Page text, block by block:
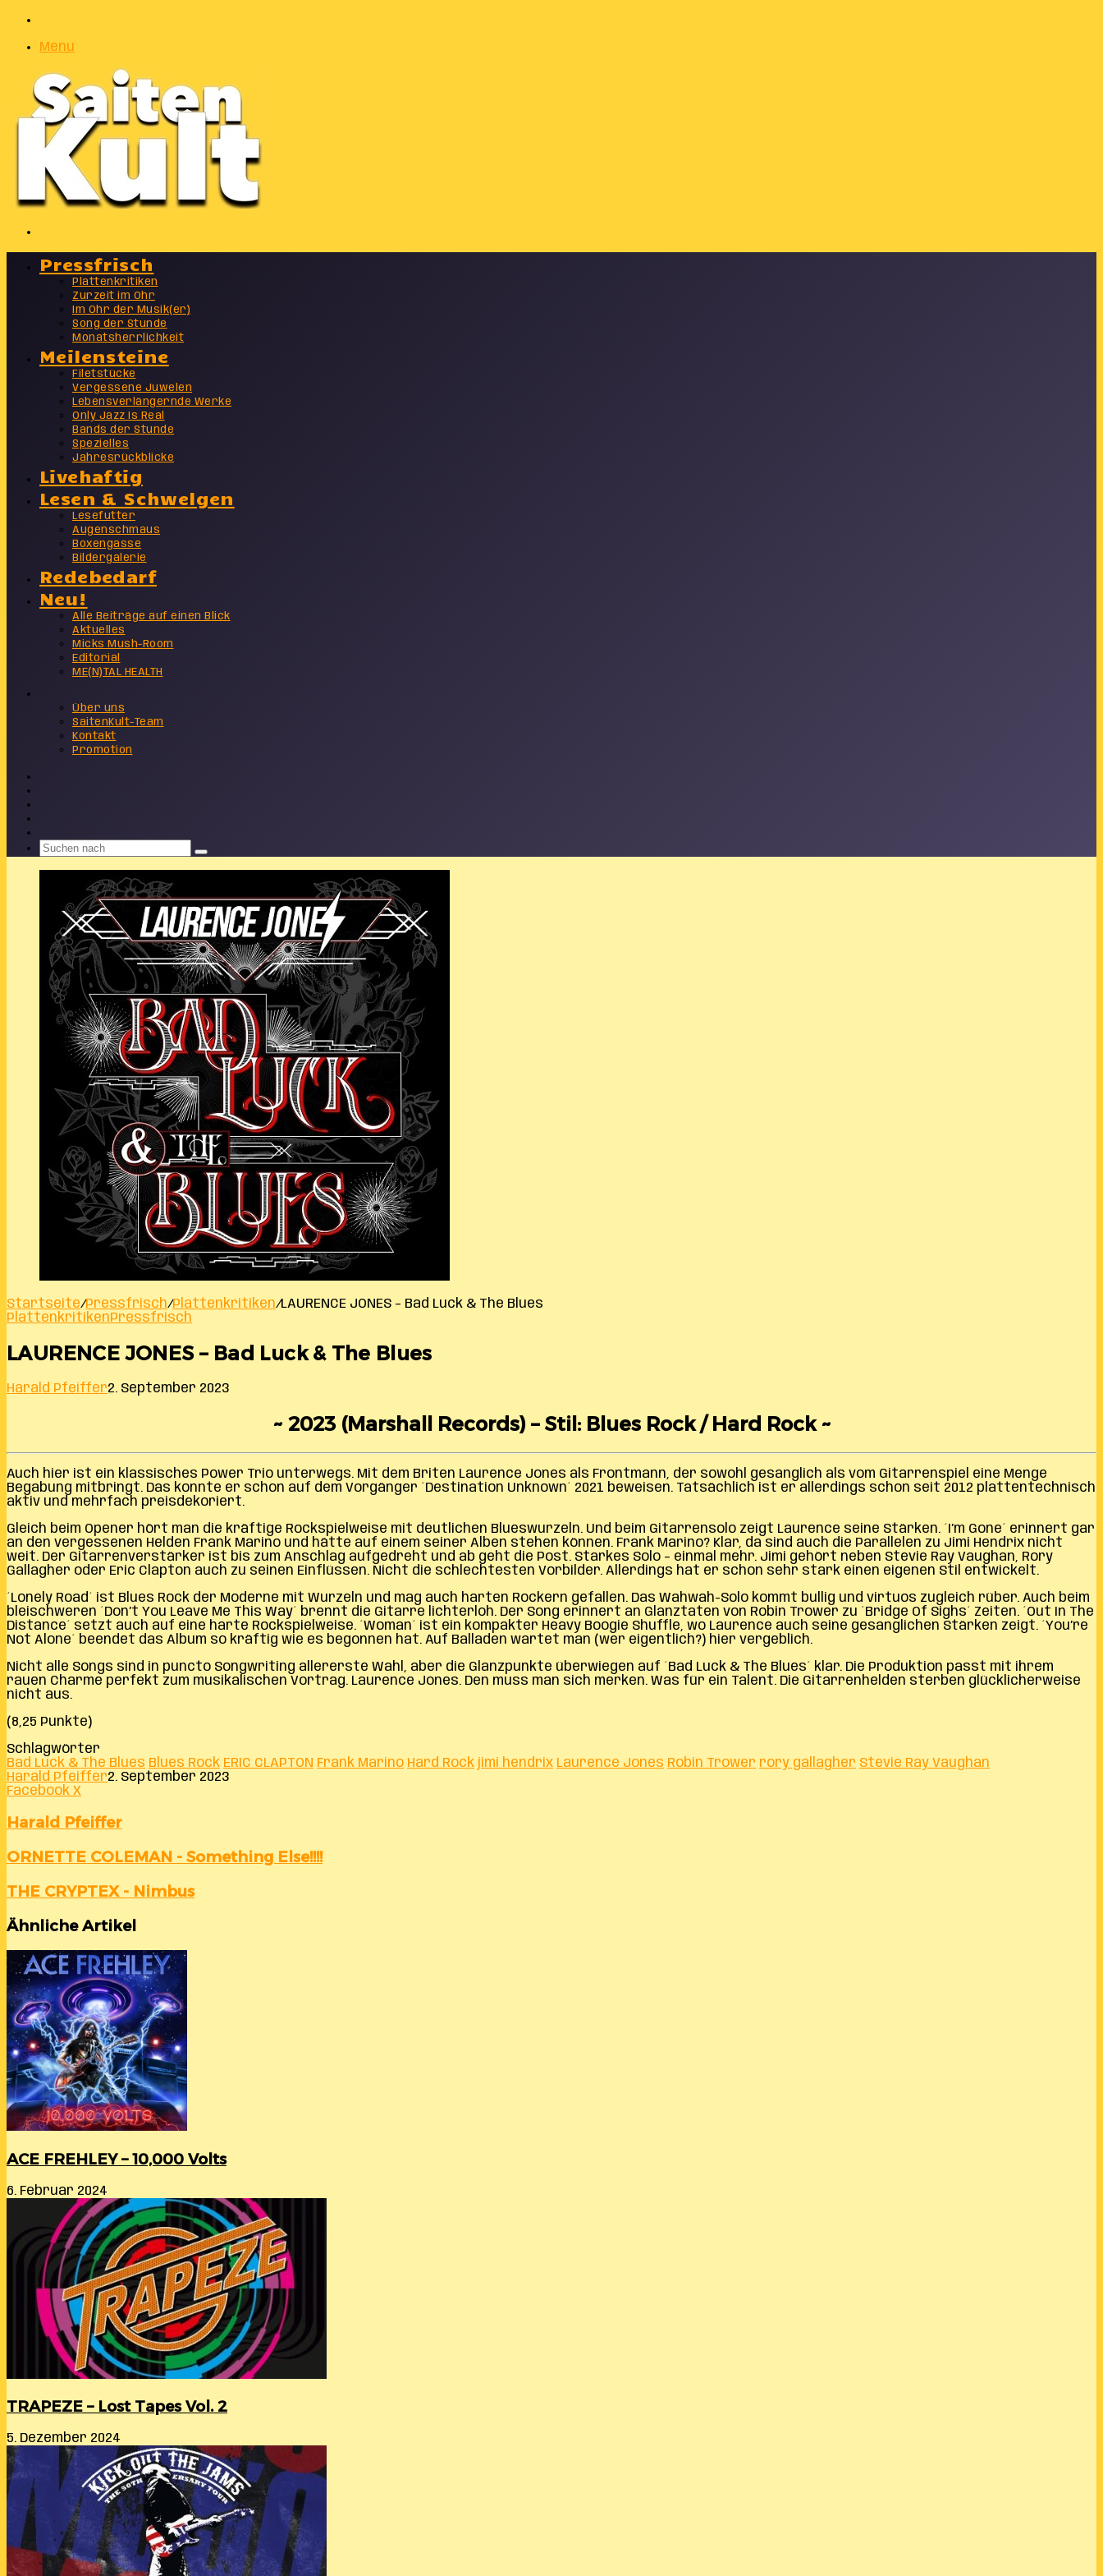
Menu
Pressfrisch
Plattenkritiken
Zurzeit im Ohr
Im Ohr der Musik(er)
Song der Stunde
Monatsherrlichkeit
Meilensteine
Filetstücke
Vergessene Juwelen
Lebensverlängernde Werke
Only Jazz Is Real
Bands der Stunde
Spezielles
Jahresrückblicke
Livehaftig
Lesen & Schwelgen
Lesefutter
Augenschmaus
Boxengasse
Bildergalerie
Redebedarf
Neu!
Alle Beiträge auf einen Blick
Aktuelles
Micks Mush-Room
Editorial
ME(N)TAL HEALTH
Über uns
SaitenKult-Team
Kontakt
Promotion
Suchen
nach
Startseite/Pressfrisch/Plattenkritiken/LAURENCE JONES – Bad Luck & The Blues
PlattenkritikenPressfrisch
LAURENCE JONES – Bad Luck & The Blues
Harald Pfeiffer2. September 2023
~ 2023 (Marshall Records) – Stil: Blues Rock / Hard Rock ~
Auch hier ist ein klassisches Power Trio unterwegs. Mit dem Briten Laurence Jones als Frontmann, der sowohl gesanglich als vom Gitarrenspiel eine Menge
Begabung mitbringt. Das konnte er schon auf dem Vorgänger ´Destination Unknown´ 2021 beweisen. Tatsächlich ist er allerdings schon seit 2012 plattentechnisch
aktiv und mehrfach preisdekoriert.
Gleich beim Opener hört man die kräftige Rockspielweise mit deutlichen Blueswurzeln. Und beim Gitarrensolo zeigt Laurence seine Stärken. ´I’m Gone´ erinnert gar
an den vergessenen Helden Frank Marino und hätte auf einem seiner Alben stehen können. Frank Marino? Klar, da sind auch die Parallelen zu Jimi Hendrix nicht
weit. Der Gitarrenverstärker ist bis zum Anschlag aufgedreht und ab geht die Post. Starkes Solo – einmal mehr. Jimi gehört neben Stevie Ray Vaughan, Rory
Gallagher oder Eric Clapton auch zu seinen Einflüssen. Nicht die schlechtesten Vorbilder. Allerdings hat er schon sehr stark einen eigenen Stil entwickelt.
´Lonely Road´ ist Blues Rock der Moderne mit Wurzeln und mag auch harten Rockern gefallen. Das Wahwah-Solo kommt bullig und virtuos zugleich rüber. Auch beim
bleischweren ´Don’t You Leave Me This Way´ brennt die Gitarre lichterloh. Der Song erinnert an Glanztaten von Robin Trower zu ´Bridge Of Sighs´ Zeiten. ´Out In The
Distance´ setzt auch auf eine harte Rockspielweise. ´Woman´ ist ein kompakter Heavy Boogie Shuffle, wo Laurence auch seine gesanglichen Stärken zeigt. ´You’re
Not Alone´ beendet das Album so kräftig wie es begonnen hat. Auf Balladen wartet man (wer eigentlich?) hier vergeblich.
Nicht alle Songs sind in puncto Songwriting allererste Wahl, aber die Glanzpunkte überwiegen auf ´Bad Luck & The Blues´ klar. Die Produktion passt mit ihrem
rauen Charme perfekt zum musikalischen Vortrag. Laurence Jones. Den muss man sich merken. Was für ein Talent. Die Gitarrenhelden sterben glücklicherweise
nicht aus.
(8,25 Punkte)
Schlagwörter
Bad Luck & The Blues Blues Rock ERIC CLAPTON Frank Marino Hard Rock jimi hendrix Laurence Jones Robin Trower rory gallagher Stevie Ray Vaughan
Harald Pfeiffer2. September 2023
Facebook X
E-
Mail
Harald Pfeiffer
ORNETTE
COLEMAN
Something
ORNETTE COLEMAN - Something Else!!!!
THE
CRYPTEX
-
Nimbus
THE CRYPTEX - Nimbus
Ähnliche Artikel
ACE FREHLEY – 10,000 Volts
6. Februar 2024
TRAPEZE – Lost Tapes Vol. 2
5. Dezember 2024